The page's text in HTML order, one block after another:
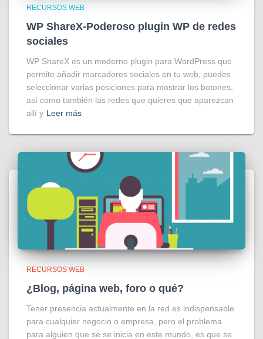
RECURSOS WEB
WP ShareX-Poderoso plugin WP de redes
sociales
WP ShareX es un moderno plugin para WordPress que
permite añadir marcadores sociales en tu web, puedes
seleccionar varias posiciones para mostrar los botones,
así como también las redes que quieres que aparezcan
allí y Leer más
RECURSOS WEB
¿Blog, página web, foro o qué?
Tener presencia actualmente en la red es indispensable
para cualquier negocio o empresa, pero el problema
para alguien que se se inicia en este mundo, es que se